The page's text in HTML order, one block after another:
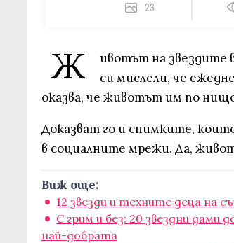
23
Ж
ивотът на звездите
си мислели, че
оказва, че животът им по
Доказват го и снимките,
в социалните мрежи. Да,
Виж още:
12 звезди и техните деца на
С грим и без: 20 звездни дами
най-добрата